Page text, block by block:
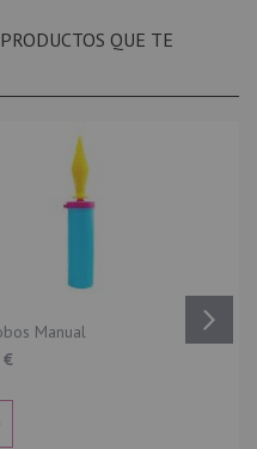
QUE TE
Manual
€